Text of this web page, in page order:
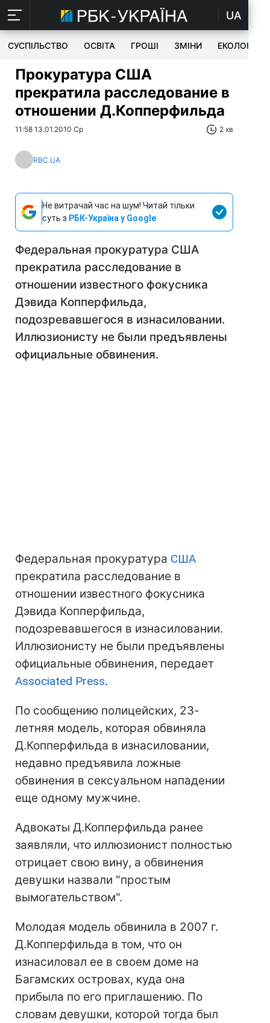
UA
СУСПІЛЬСТВО ОСВІТА ГРОШІ ЗМІНИ ЕКОЛОГІЯ
Прокуратура США
прекратила расследование в
отношении Д.Копперфильда
11:58 13.01.2010 Ср 2 хв
RBC.UA
Не витрачай час на шум! Читай тільки
суть з РБК-Україна у Google
Федеральная прокуратура США
прекратила расследование в
отношении известного фокусника
Дэвида Копперфильда,
подозревавшегося в изнасиловании.
Иллюзионисту не были предъявлены
официальные обвинения.
Федеральная прокуратура США
прекратила расследование в
отношении известного фокусника
Дэвида Копперфильда,
подозревавшегося в изнасиловании.
Иллюзионисту не были предъявлены
официальные обвинения, передает
Associated Press.
По сообщению полицейских, 23-
летняя модель, которая обвиняла
Д.Копперфильда в изнасиловании,
недавно предъявила ложные
обвинения в сексуальном нападении
еще одному мужчине.
Адвокаты Д.Копперфильда ранее
заявляли, что иллюзионист полностью
отрицает свою вину, а обвинения
девушки назвали "простым
вымогательством".
Молодая модель обвинила в 2007 г.
Д.Копперфильда в том, что он
изнасиловал ее в своем доме на
Багамских островах, куда она
прибыла по его приглашению. По
словам девушки, которой тогда был